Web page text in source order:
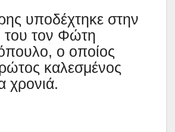
υποδέχτηκε στην
τον Φώτη
ο οποίος
καλεσμένος
χρονιά.